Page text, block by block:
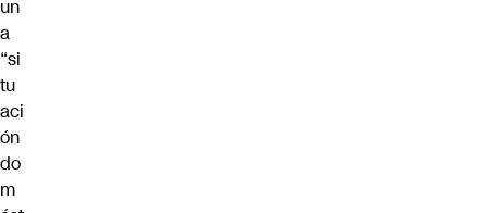
un
a
“si
tu
aci
ón
do
m